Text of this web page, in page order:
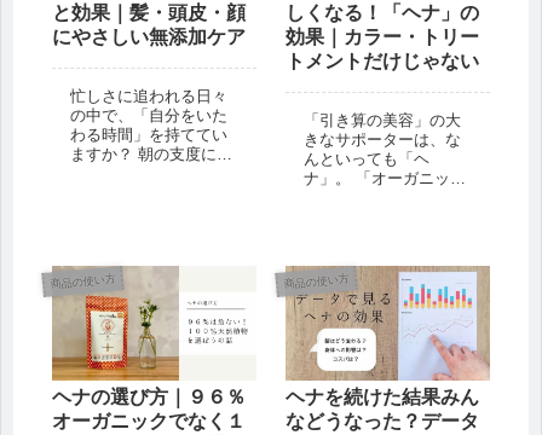
と効果｜髪・頭皮・顔
にやさしい無添加ケア
忙しさに追われる日々
の中で、「自分をいた
わる時間」を持ててい
ますか？ 朝の支度に追
然とのつながりや、自
分自身との対話を忘れ
てしまいます...
しくなる！「ヘナ」の
効果｜カラー・トリー
トメントだけじゃない
「引き算の美容」の大
きなサポーターは、な
んといっても「ヘ
ナ」。 「オーガニッ
リートメントH」にも、
ヘナエキスが配合され
ています。 今日は、そ
んな「ヘナ...
商品の使い方
ヘナの選び方｜９６％
オーガニックでなく１
商品の使い方
ヘナを続けた結果みん
などうなった？データ